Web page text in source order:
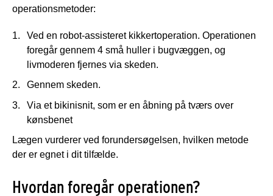
operationsmetoder:
Ved en robot-assisteret kikkertoperation. Operationen
foregår gennem 4 små huller i bugvæggen, og
livmoderen fjernes via skeden.
Gennem skeden.
Via et bikinisnit, som er en åbning på tværs over
kønsbenet
Lægen vurderer ved forundersøgelsen, hvilken metode
der er egnet i dit tilfælde.
Hvordan foregår operationen?